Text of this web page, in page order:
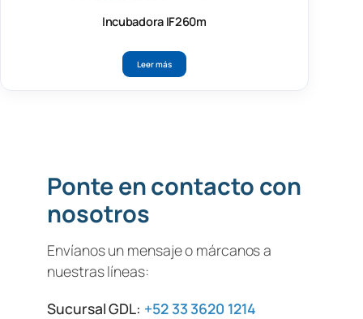
Incubadora IF260m
Leer más
Ponte en contacto con
nosotros
Envíanos un mensaje o márcanos a
nuestras líneas:
Sucursal GDL: +52 33 3620 1214